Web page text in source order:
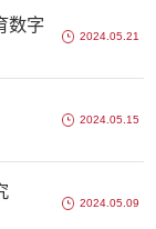
数字
2024.05.21
2024.05.15
2024.05.09